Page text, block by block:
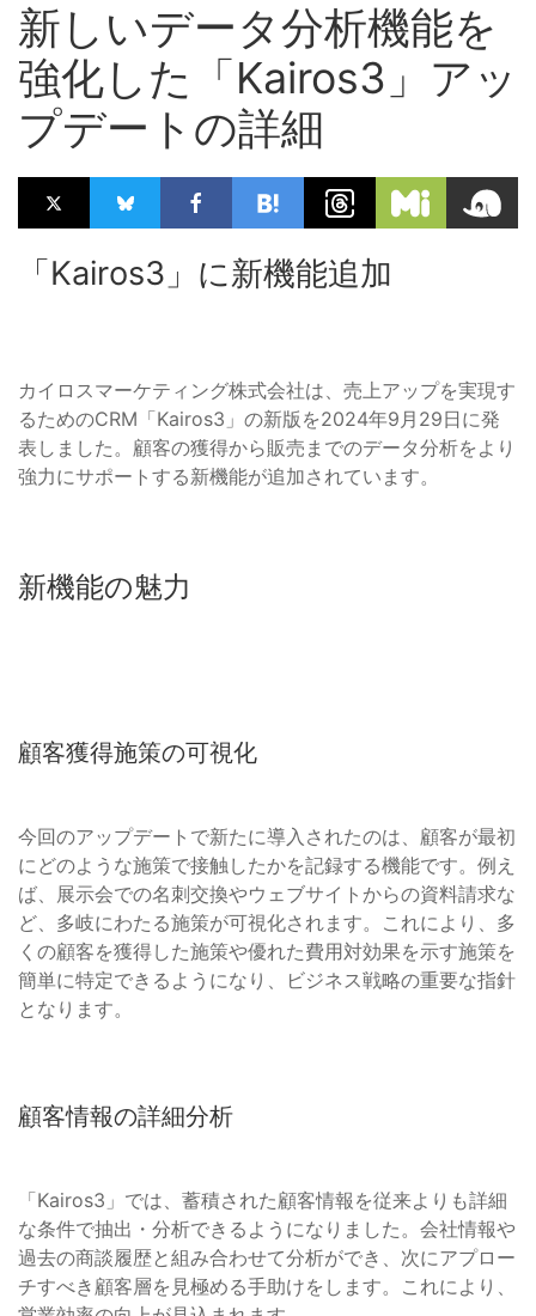
新しいデータ分析機能を
強化した「Kairos3」アッ
プデートの詳細
「Kairos3」に新機能追加
カイロスマーケティング株式会社は、売上アップを実現す
るためのCRM「Kairos3」の新版を2024年9月29日に発
表しました。顧客の獲得から販売までのデータ分析をより
強力にサポートする新機能が追加されています。
新機能の魅力
顧客獲得施策の可視化
今回のアップデートで新たに導入されたのは、顧客が最初
にどのような施策で接触したかを記録する機能です。例え
ば、展示会での名刺交換やウェブサイトからの資料請求な
ど、多岐にわたる施策が可視化されます。これにより、多
くの顧客を獲得した施策や優れた費用対効果を示す施策を
簡単に特定できるようになり、ビジネス戦略の重要な指針
となります。
顧客情報の詳細分析
「Kairos3」では、蓄積された顧客情報を従来よりも詳細
な条件で抽出・分析できるようになりました。会社情報や
過去の商談履歴と組み合わせて分析ができ、次にアプロー
チすべき顧客層を見極める手助けをします。これにより、